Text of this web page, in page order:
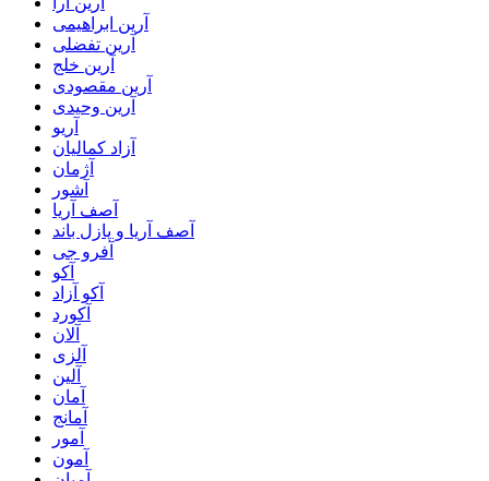
آرین ابراهیمی
آرین تفضلی
آرین خلج
آرین مقصودی
آرین وحیدی
آریو
آزاد کمالیان
آژمان
آشور
آصف آریا
آصف آریا و پازل باند
آفرو جی
آکو
آکو آزاد
آکورد
آلان
آلزی
آلین
آمان
آمانج
آمور
آمون